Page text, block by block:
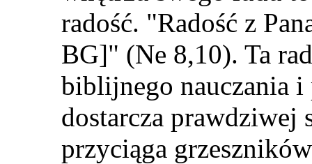
radość. "Radość z
BG]" (Ne 8,10). Ta
biblijnego nauczania
dostarcza prawdziwej
przyciąga